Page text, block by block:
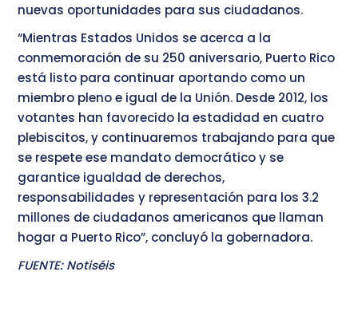
nuevas oportunidades para sus ciudadanos.
“Mientras Estados Unidos se acerca a la
conmemoración de su 250 aniversario, Puerto Rico
está listo para continuar aportando como un
miembro pleno e igual de la Unión. Desde 2012, los
votantes han favorecido la estadidad en cuatro
plebiscitos, y continuaremos trabajando para que
se respete ese mandato democrático y se
garantice igualdad de derechos,
responsabilidades y representación para los 3.2
millones de ciudadanos americanos que llaman
hogar a Puerto Rico”, concluyó la gobernadora.
FUENTE: Notiséis